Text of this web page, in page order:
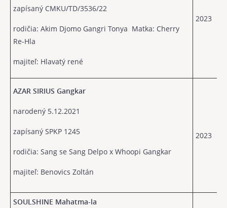
zapísaný CMKU/TD/3536/22
rodičia: Akim Djomo Gangri Tonya Matka: Cherry
Re-Hla
majiteľ: Hlavatý rené
2023
AZAR SIRIUS Gangkar
narodený 5.12.2021
zapísaný SPKP 1245
rodičia: Sang se Sang Delpo x Whoopi Gangkar
majiteľ: Benovics Zoltán
2023
SOULSHINE Mahatma-la